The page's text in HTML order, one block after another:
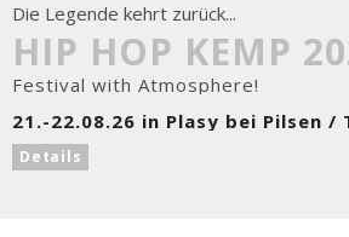
Die Legende kehrt zurück...
HIP HOP KEMP
Festival with Atmosphere!
Details